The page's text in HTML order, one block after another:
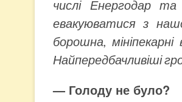
числі Енергодар
евакуюватися з
борошна,
Найпередбачливіші
— Голоду не було?